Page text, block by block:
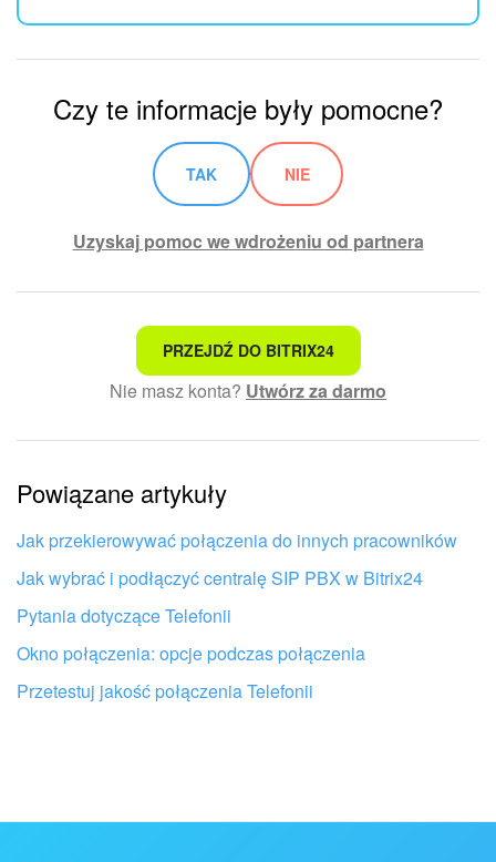
Czy te informacje były pomocne?
TAK NIE
Uzyskaj pomoc we wdrożeniu od partnera
To nie jest to, czego szukam
Skomplikowany i niezrozumiały tekst
Informacje są nieaktualne
Artykuł jest za krótki. Potrzebuję więcej informacji
Nie podoba mi się sposób działania tego narzędzia
PRZEJDŹ DO BITRIX24
Nie masz konta? Utwórz za darmo
Powiązane artykuły
Jak przekierowywać połączenia do innych pracowników
Jak wybrać i podłączyć centralę SIP PBX w Bitrix24
Pytania dotyczące Telefonii
Okno połączenia: opcje podczas połączenia
Przetestuj jakość połączenia Telefonii